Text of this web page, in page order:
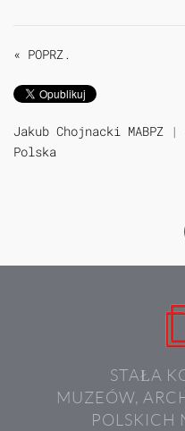
« POPRZ.
Jakub Chojnacki MABPZ |
Polska
STAŁA
MUZEÓW,
POLSKICH